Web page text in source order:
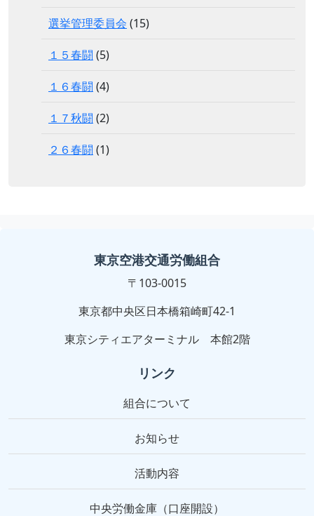
選挙管理委員会 (15)
１５春闘 (5)
１６春闘 (4)
１７秋闘 (2)
２６春闘 (1)
東京空港交通労働組合
〒103-0015
東京都中央区日本橋箱崎町42-1
東京シティエアターミナル 本館2階
リンク
組合について
お知らせ
活動内容
中央労働金庫（口座開設）